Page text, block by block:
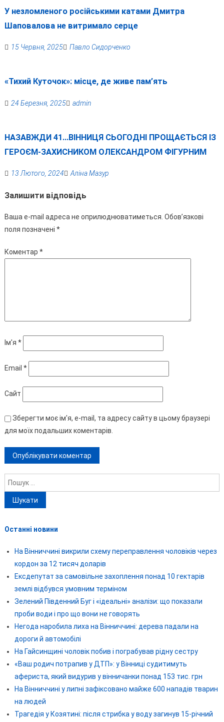
У незломленого російськими катами Дмитра
Шаповалова не витримало серце
15 Червня, 2025 Павло Сидорченко
«Тихий Куточок»: місце, де живе пам’ять
24 Березня, 2025 admin
НАЗАВЖДИ 41…ВІННИЦЯ СЬОГОДНІ ПРОЩАЄТЬСЯ ІЗ
ГЕРОЄМ-ЗАХИСНИКОМ ОЛЕКСАНДРОМ ФІГУРНИМ
13 Лютого, 2024 Аліна Мазур
Залишити відповідь
Ваша e-mail адреса не оприлюднюватиметься. Обов’язкові
поля позначені *
Коментар *
Ім'я *
Email *
Сайт
Зберегти моє ім'я, e-mail, та адресу сайту в цьому браузері
для моїх подальших коментарів.
Пошук:
Останні новини
На Вінниччині викрили схему переправлення чоловіків через
кордон за 12 тисяч доларів
Ексдепутат за самовільне захоплення понад 10 гектарів
землі відбувся умовним терміном
Зелений Південний Буг і «ідеальні» аналізи: що показали
проби води і про що вони не говорять
Негода наробила лиха на Вінниччині: дерева падали на
дороги й автомобілі
На Гайсинщині чоловік побив і пограбував рідну сестру
«Ваш родич потрапив у ДТП»: у Вінниці судитимуть
афериста, який видурив у вінничанки понад 153 тис. грн
На Вінниччині у липні зафіксовано майже 600 нападів тварин
на людей
Трагедія у Козятині: після стрибка у воду загинув 15-річний